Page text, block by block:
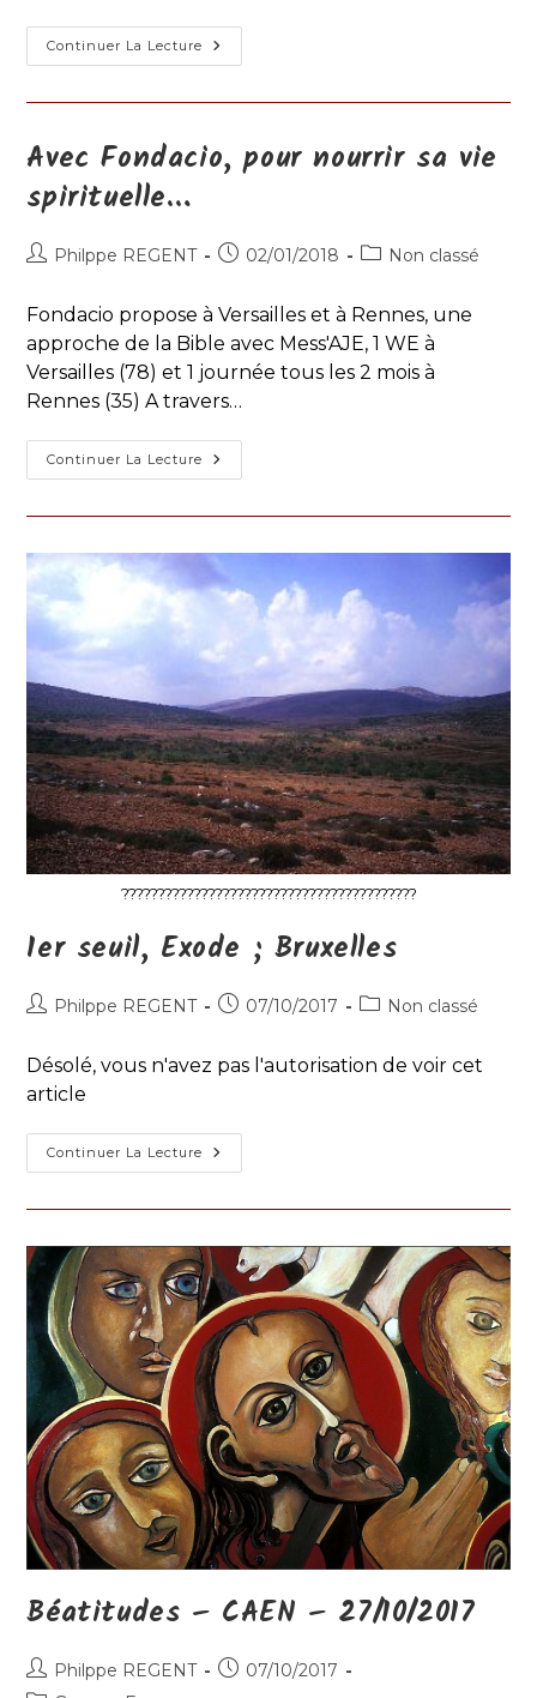
Continuer La Lecture Comment
Proposer
Aujourd’hui
Avec Fondacio, pour nourrir sa vie
spirituelle…
Auteur/autrice
la
publication :
Philppe REGENT
Publication
02/01/2018
PostNon classé
Fondacio propose à Versailles et à Rennes, une
approche de la Bible avec Mess'AJE, 1 WE à
Versailles (78) et 1 journée tous les 2 mois à
Rennes (35) A travers…
Continuer La Lecture Avec
Fondacio,
Nourrir
Spirituelle…
?????????????????????????????????????????
1er seuil, Exode ; Bruxelles
Auteur/autrice
la
publication :
Philppe REGENT
Publication
07/10/2017
PostNon classé
Désolé, vous n'avez pas l'autorisation de voir cet
article
Continuer La Lecture 1er
Seuil,
;
Béatitudes – CAEN – 27/10/2017
Auteur/autrice
de
Philppe REGENT
Publication
07/10/2017